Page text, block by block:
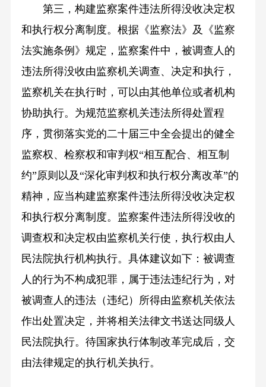
第三，构建监察案件违法所得没收决定权
和执行权分离制度。根据《监察法》及《监察
法实施条例》规定，监察案件中，被调查人的
违法所得没收由监察机关调查、决定和执行，
监察机关在执行时，可以由其他单位或者机构
协助执行。为规范监察机关违法所得处置程
序，贯彻落实党的二十届三中全会提出的健全
监察权、检察权和审判权“相互配合、相互制
约”原则以及“深化审判权和执行权分离改革”的
精神，应当构建监察案件违法所得没收决定权
和执行权分离制度。监察案件违法所得没收的
调查权和决定权由监察机关行使，执行权由人
民法院执行机构执行。具体建议如下：被调查
人的行为不构成犯罪，属于违法违纪行为，对
被调查人的违法（违纪）所得由监察机关依法
作出处置决定，并将相关法律文书送达同级人
民法院执行。待国家执行体制改革完成后，交
由法律规定的执行机关执行。